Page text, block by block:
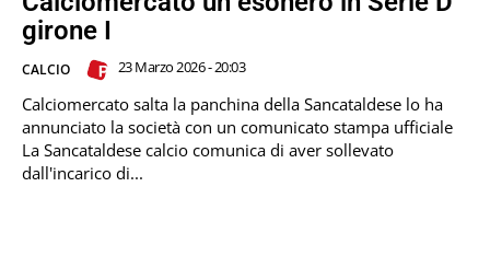
girone I
CALCIO 23 Marzo 2026 - 20:03
Calciomercato salta la panchina della Sancataldese lo ha
annunciato la società con un comunicato stampa ufficiale
La Sancataldese calcio comunica di aver sollevato
dall'incarico di...